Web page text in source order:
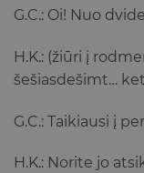
G.C.: Oi! Nuo
H.K.: (žiūri į
šešiasdešimt…
G.C.: Taikiausi į
H.K.: Norite jo